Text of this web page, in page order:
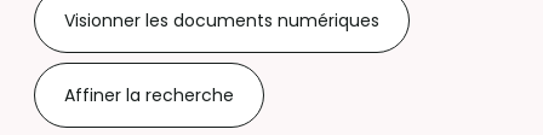
Visionner les documents numériques
Affiner la recherche